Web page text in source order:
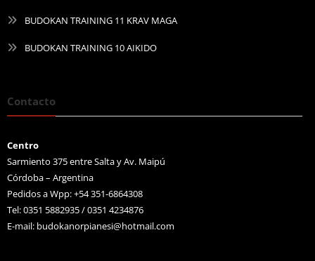
BUDOKAN TRAINING 11 KRAV MAGA
BUDOKAN TRAINING 10 AIKIDO
Contacto
Centro
Sarmiento 375 entre Salta y Av. Maipú
Córdoba – Argentina
Pedidos a Wpp: +54 351-6864308
Tel: 0351 5882935 / 0351 4234876
E-mail: budokanorpianesi@hotmail.com